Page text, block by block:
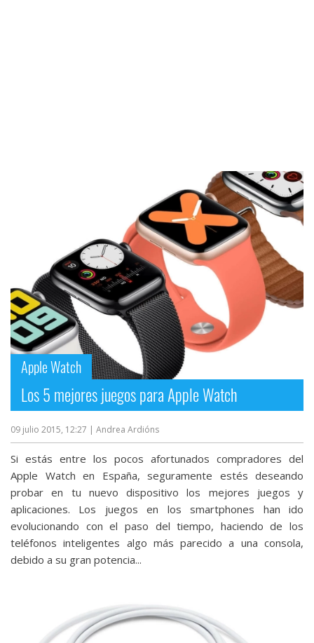
Apple Watch
Los 5 mejores juegos para Apple Watch
09 julio 2015, 12:27 | Andrea Ardións
Si estás entre los pocos afortunados compradores del
Apple Watch en España, seguramente estés deseando
probar en tu nuevo dispositivo los mejores juegos y
aplicaciones. Los juegos en los smartphones han ido
evolucionando con el paso del tiempo, haciendo de los
teléfonos inteligentes algo más parecido a una consola,
debido a su gran potencia...